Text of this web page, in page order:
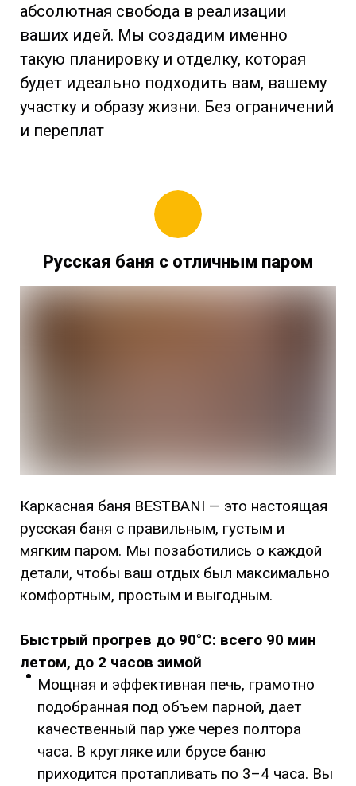
абсолютная свобода в реализации
ваших идей. Мы создадим именно
такую планировку и отделку, которая
будет идеально подходить вам, вашему
участку и образу жизни. Без ограничений
и переплат
Русская баня с отличным паром
Каркасная баня BESTBANI — это настоящая
русская баня с правильным, густым и
мягким паром. Мы позаботились о каждой
детали, чтобы ваш отдых был максимально
комфортным, простым и выгодным.
Быстрый прогрев до 90°C: всего 90 мин
летом, до 2 часов зимой
Мощная и эффективная печь, грамотно
подобранная под объем парной, дает
качественный пар уже через полтора
часа. В кругляке или брусе баню
приходится протапливать по 3–4 часа. Вы